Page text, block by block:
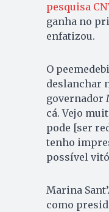
pesquisa
ganha no
enfatizou.
O
deslanchar
governador
cá. Vejo
pode [ser
tenho
possível
Marina
como